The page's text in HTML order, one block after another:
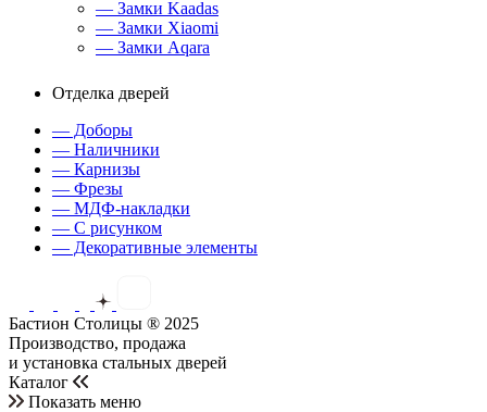
— Замки Kaadas
— Замки Xiaomi
— Замки Aqara
Отделка дверей
— Доборы
— Наличники
— Карнизы
— Фрезы
— МДФ-накладки
— С рисунком
— Декоративные элементы
Бастион Столицы ® 2025
Производство, продажа
и установка стальных дверей
Каталог
Показать меню